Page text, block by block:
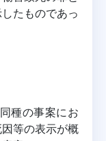
たものであっ
種の事案にお
等の表示が概